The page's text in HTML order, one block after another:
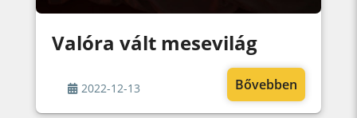
Valóra vált mesevilág
2022-12-13 Bővebben